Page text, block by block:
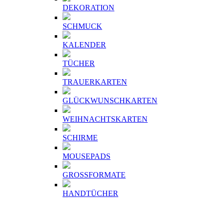
DEKORATION
SCHMUCK
KALENDER
TÜCHER
TRAUERKARTEN
GLÜCKWUNSCHKARTEN
WEIHNACHTSKARTEN
SCHIRME
MOUSEPADS
GROSSFORMATE
HANDTÜCHER